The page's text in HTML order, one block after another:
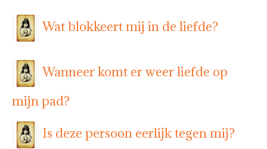
Wat blokkeert mij in de liefde?
Wanneer komt er weer liefde op
mijn pad?
Is deze persoon eerlijk tegen mij?